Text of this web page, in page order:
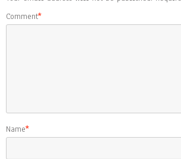
Comment*
Name*